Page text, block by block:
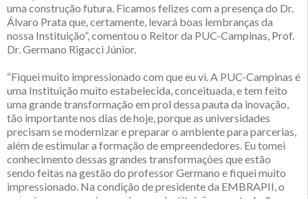
uma construção futura. Ficamos felizes com a presença do Dr.
Álvaro Prata que, certamente, levará boas lembranças da
nossa Instituição”, comentou o Reitor da PUC-Campinas, Prof.
Dr. Germano Rigacci Júnior.
“Fiquei muito impressionado com que eu vi. A PUC-Campinas é
uma Instituição muito estabelecida, conceituada, e tem feito
uma grande transformação em prol dessa pauta da inovação,
tão importante nos dias de hoje, porque as universidades
precisam se modernizar e preparar o ambiente para parcerias,
além de estimular a formação de empreendedores. Eu tomei
conhecimento dessas grandes transformações que estão
sendo feitas na gestão do professor Germano e fiquei muito
impressionado. Na condição de presidente da EMBRAPII, o